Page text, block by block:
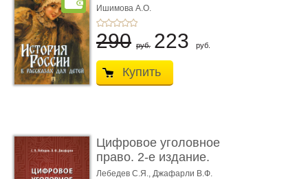
Ишимова А.О.
290 руб. 223 руб.
Купить
Цифровое уголовное
право. 2-е издание.
Монограф ...
Лебедев С.Я., Джафарли В.Ф.